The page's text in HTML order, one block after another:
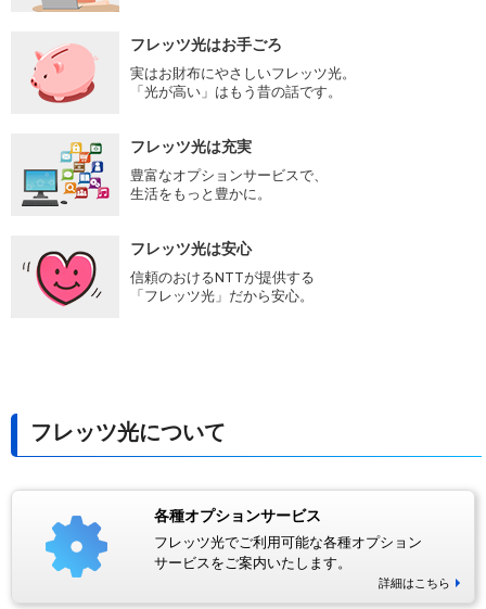
フレッツ光はお手ごろ
実はお財布にやさしいフレッツ光。
「光が高い」はもう昔の話です。
フレッツ光は充実
豊富なオプションサービスで、
生活をもっと豊かに。
フレッツ光は安心
信頼のおけるNTTが提供する
「フレッツ光」だから安心。
フレッツ光について
各種オプションサービス
フレッツ光でご利用可能な各種オプション
サービスをご案内いたします。
詳細はこちら